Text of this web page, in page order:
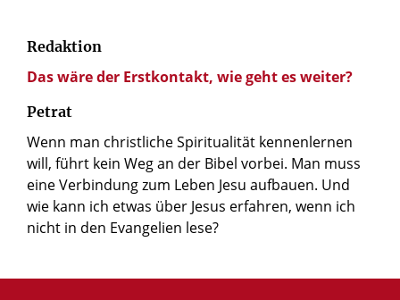
Redaktion
Das wäre der Erstkontakt, wie geht es weiter?
Petrat
Wenn man christliche Spiritualität kennenlernen
will, führt kein Weg an der Bibel vorbei. Man muss
eine Verbindung zum Leben Jesu aufbauen. Und
wie kann ich etwas über Jesus erfahren, wenn ich
nicht in den Evangelien lese?